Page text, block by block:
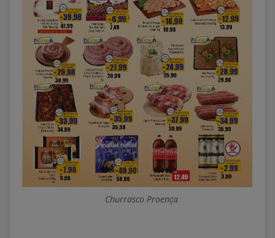
Churrasco Proença